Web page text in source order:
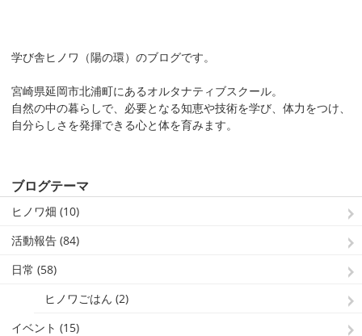
学び舎ヒノワ（陽の環）のブログです。
宮崎県延岡市北浦町にあるオルタナティブスクール。
自然の中の暮らしで、必要となる知恵や技術を学び、体力をつけ、
自分らしさを発揮できる心と体を育みます。
ブログテーマ
ヒノワ畑 (10)
活動報告 (84)
日常 (58)
ヒノワごはん (2)
イベント (15)